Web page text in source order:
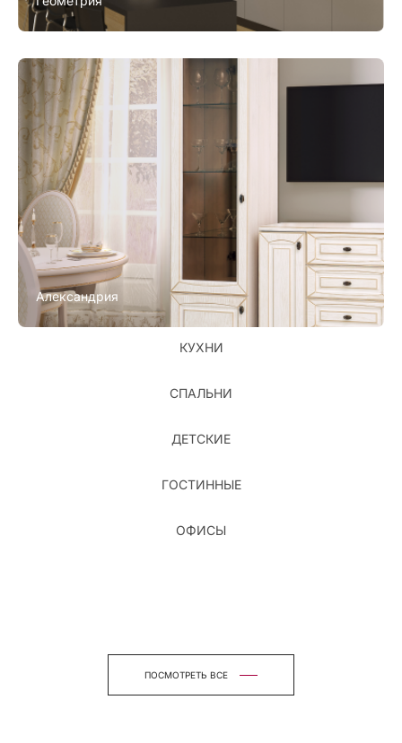
КУХНИ
СПАЛЬНИ
ДЕТСКИЕ
ГОСТИННЫЕ
ОФИСЫ
Александрия
ПОСМОТРЕТЬ ВСЕ